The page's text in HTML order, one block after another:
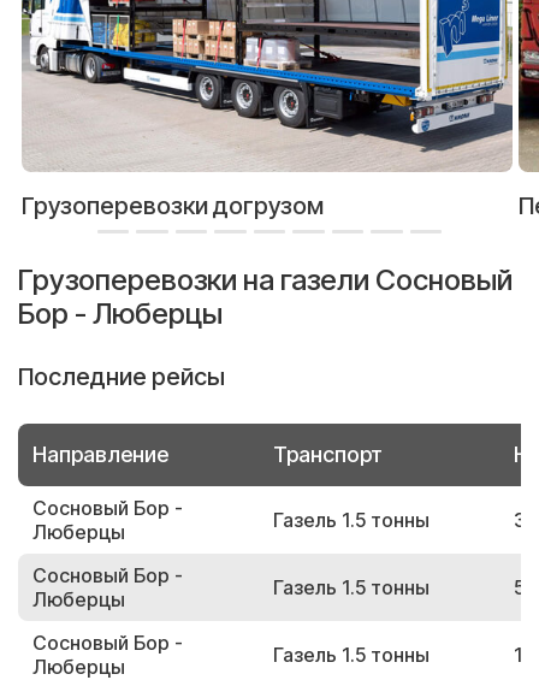
Грузоперевозки догрузом
Грузоперевозки на газели Сосновый
Бор - Люберцы
Последние рейсы
Направление Транспорт
Сосновый Бор -
Люберцы
Газель 1.5 тонны
Сосновый Бор -
Люберцы
Газель 1.5 тонны
Сосновый Бор -
Люберцы
Газель 1.5 тонны